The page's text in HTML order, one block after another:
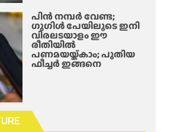
പിൻ നമ്പർ വേണ്ട;
ഗൂഗിൾ പേയിലൂടെ ഇനി
വിരലടയാളം ഈ
രീതിയിൽ
പണമയയ്ക്കാം; പുതിയ
ഫീച്ചർ ഇങ്ങനെ